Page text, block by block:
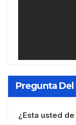
Pregunta Del
¿Esta usted